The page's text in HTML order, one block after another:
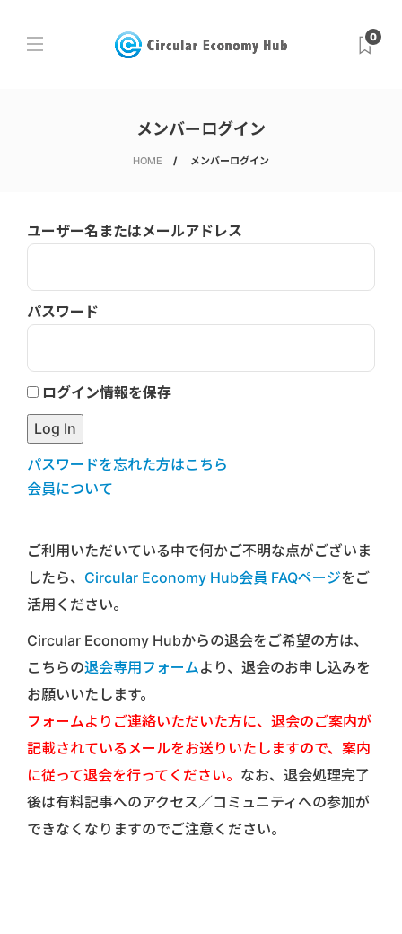
0
メンバーログイン
HOME メンバーログイン
ユーザー名またはメールアドレス
パスワード
ログイン情報を保存
パスワードを忘れた方はこちら
会員について
ご利用いただいている中で何かご不明な点がございま
したら、 Circular Economy Hub会員 FAQページをご
活用ください。
Circular Economy Hubからの退会をご希望の方は、
こちらの退会専用フォームより、退会のお申し込みを
お願いいたします。
フォームよりご連絡いただいた方に、退会のご案内が
記載されているメールをお送りいたしますので、案内
に従って退会を行ってください。 なお、退会処理完了
後は有料記事へのアクセス／コミュニティへの参加が
できなくなりますのでご注意ください。